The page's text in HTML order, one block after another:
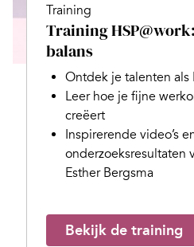
Training
Training
balans
Ontdek je talenten als
Leer hoe je fijne
creëert
Inspirerende video’s
onderzoeksresultaten
Esther Bergsma
Bekijk de training